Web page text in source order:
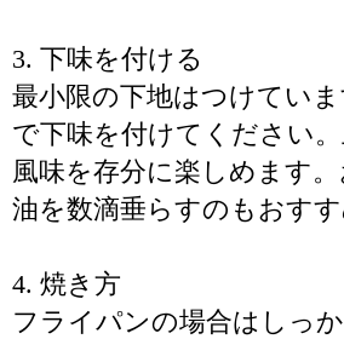
3. 下味を付ける
最小限の下地はつけてい
で下味を付けてください
風味を存分に楽しめます
油を数滴垂らすのもおすす
4. 焼き方
フライパンの場合はしっ